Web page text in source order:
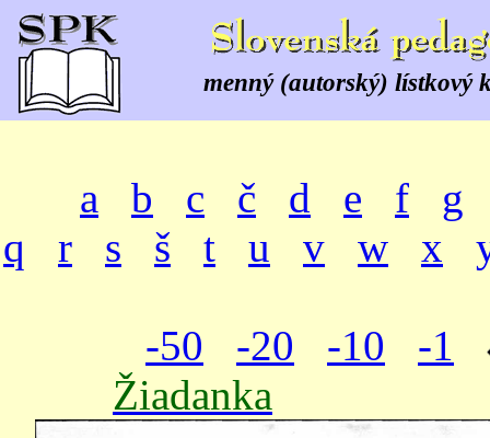
menný (autorský) lístkový
a b c č d e f
g
q
r s š t u v w x
-50 -20 -10
-1
Žiadanka